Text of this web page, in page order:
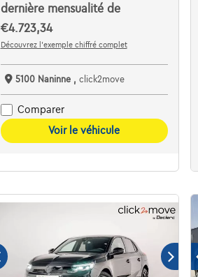
dernière mensualité de
€4.723,34
Découvrez l’exemple chiffré complet
5100 Naninne , click2move
Comparer
Voir le véhicule